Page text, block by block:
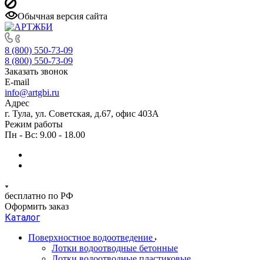
Обычная версия сайта
8 (800) 550-73-09
8 (800) 550-73-09
Заказать звонок
E-mail
info@artgbi.ru
Адрес
г. Тула, ул. Советская, д.67, офис 403А
Режим работы
Пн - Вс: 9.00 - 18.00
бесплатно по РФ
Оформить заказ
Каталог
Поверхностное водоотведение
Лотки водоотводные бетонные